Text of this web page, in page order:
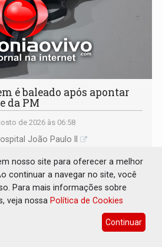
é baleado após apontar
da PM
de 2026 às 06:58
João Paulo II
nosso site para oferecer a melhor
continuar a navegar no site, você
Para mais informações sobre
veja nossa Política de Cookies
Continuar